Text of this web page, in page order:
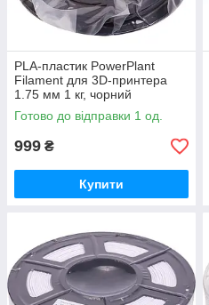
PLA-пластик PowerPlant
Filament для 3D-принтера
1.75 мм 1 кг, чорний
Готово до відправки 1 од.
999 ₴
Купити